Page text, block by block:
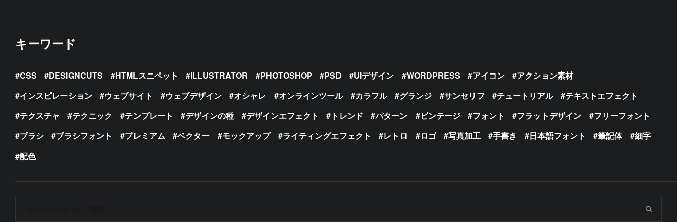
キーワード
CSS DESIGNCUTS HTMLスニペット ILLUSTRATOR PHOTOSHOP PSD UIデザイン WORDPRESS アイコン
アクション素材
インスピレーション
ウェブサイト ウェブデザイン オシャレ オンラインツール カラフル グランジ サンセリフ チュートリアル
テキストエフェクト
テクスチャ
テクニック テンプレート デザインの種 デザインエフェクト トレンド パターン ビンテージ フォント フラットデザイン
フリーフォント
ブラシ
ブラシフォント プレミアム ベクター モックアップ ライティングエフェクト レトロ ロゴ 写真加工 手書き 日本語フォント 筆記体
細字
配色